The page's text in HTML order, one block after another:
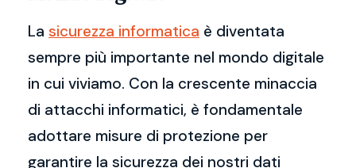
La sicurezza informatica è diventata
sempre più importante nel mondo digitale
in cui viviamo. Con la crescente minaccia
di attacchi informatici, è fondamentale
adottare misure di protezione per
garantire la sicurezza dei nostri dati